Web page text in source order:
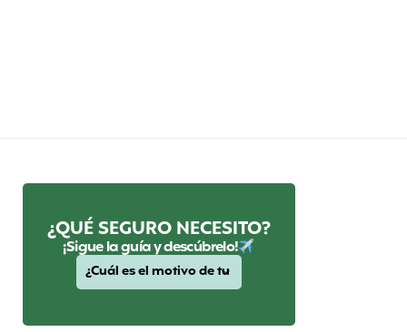
¿QUÉ SEGURO NECESITO?
¡Sigue la guía y descúbrelo!